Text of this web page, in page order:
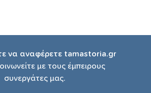
να αναφέρετε tamastoria.gr
με τους έμπειρους
συνεργάτες μας.